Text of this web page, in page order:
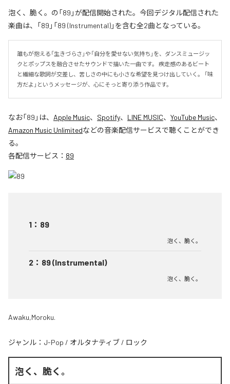
泡く、脆く。の「89」が配信開始された。今回デジタル配信された
楽曲は、「89」「89 (Instrumental)」を含む全2曲となっている。
誰もが抱える「生きづらさ」や「自分を愛せない気持ち」を、ダンスミュージッ
クとポップスを融合させたサウンドで描いた一曲です。 疾走感のあるビート
と繊細な歌詞が交差し、苦しさの中にも小さな希望を見つけ出していく。 「味
方だよ」というメッセージが、心にそっと寄り添う作品です。
なお「89 」は、 Apple Music、 Spotify、 LINE MUSIC、 YouTube Music、
Amazon Music Unlimitedなどの音楽配信サービスで聴くことができ
る。
各配信サービス： 89
1 ： 89
泡く、脆く。
2 ： 89 (Instrumental)
泡く、脆く。
Awaku,Moroku.
ジャンル： J-Pop / オルタナティブ / ロック
泡く、脆く。